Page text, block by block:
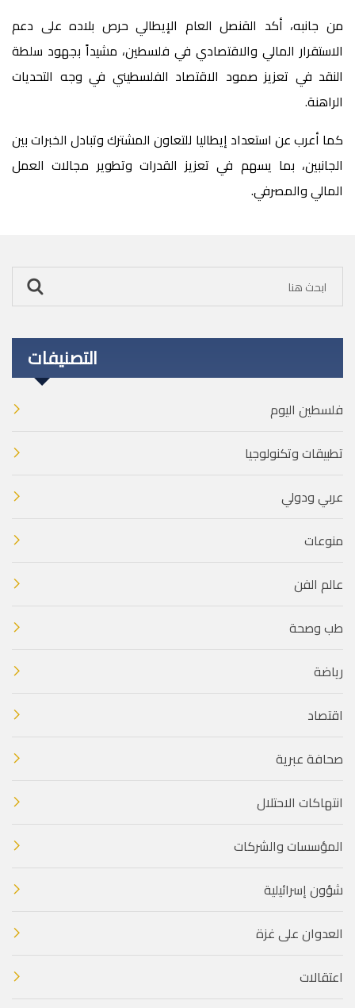
من جانبه، أكد القنصل العام الإيطالي حرص بلاده على دعم
الاستقرار المالي والاقتصادي في فلسطين، مشيداً بجهود سلطة
النقد في تعزيز صمود الاقتصاد الفلسطيني في وجه التحديات
الراهنة.
كما أعرب عن استعداد إيطاليا للتعاون المشترك وتبادل الخبرات بين
الجانبين، بما يسهم في تعزيز القدرات وتطوير مجالات العمل
المالي والمصرفي.
التصنيفات
فلسطين اليوم
تطبيقات وتكنولوجيا
عربي ودولي
منوعات
عالم الفن
طب وصحة
رياضة
اقتصاد
صحافة عبرية
انتهاكات الاحتلال
المؤسسات والشركات
شؤون إسرائيلية
العدوان على غزة
اعتقالات